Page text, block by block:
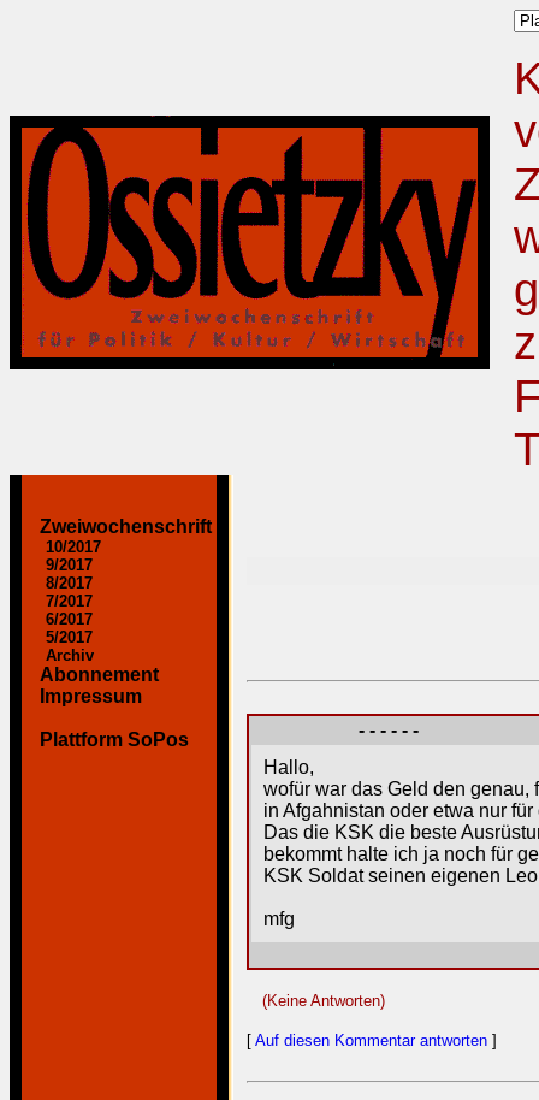
Zweiwochenschrift
10/2017
9/2017
8/2017
7/2017
6/2017
5/2017
Archiv
Abonnement
Impressum
Plattform SoPos
- - - - - -
Hallo,
wofür war das Geld den genau,
in Afgahnistan oder etwa nur
Das die KSK die beste
bekommt halte ich ja noch für
KSK Soldat seinen eigenen
mfg
(Keine Antworten)
[ Auf diesen Kommentar antworten ]